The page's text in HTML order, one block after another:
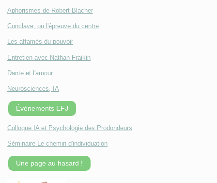
Aphorismes de Robert Blacher
Conclave, ou l'épreuve du centre
Les affamés du pouvoir
Entretien avec Nathan Fraikin
Dante et l'amour
Neurosciences, IA
Évènements EFJ
Colloque IA et Psychologie des Prodondeurs
Séminaire Le chemin d'individuation
Une page au hasard !